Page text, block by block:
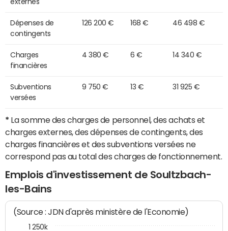
externes
Dépenses de
contingents
126 200 € 168 € 46 498 €
Charges
financières
4 380 € 6 € 14 340 €
Subventions
versées
9 750 € 13 € 31 925 €
* La somme des charges de personnel, des achats et
charges externes, des dépenses de contingents, des
charges financières et des subventions versées ne
correspond pas au total des charges de fonctionnement.
Emplois d'investissement de Soultzbach-
les-Bains
(Source : JDN d'après ministère de l'Economie)
1 250k